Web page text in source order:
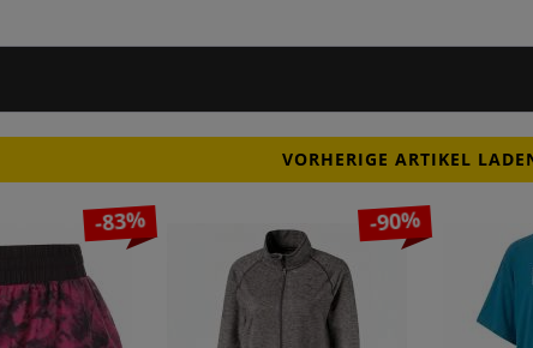
VORHERIGE ARTIKEL
-83% -90%